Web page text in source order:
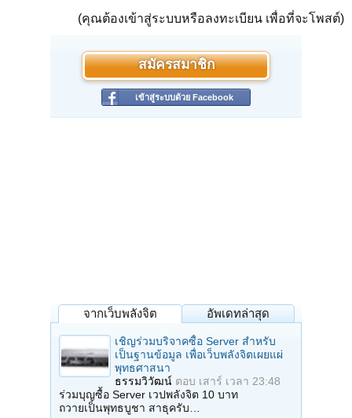
(คุณต้องเข้าสู่ระบบหรือลงทะเบียน เพื่อที่จะโพสต์)
สมัครสมาชิก
เข้าสู่ระบบด้วย Facebook
จากเว็บพลังจิต อัพเดทล่าสุด
เชิญร่วมบริจาคซื้อ Server สำหรับ
เป็นฐานข้อมูล เพื่อเว็บพลังจิตเผยแผ่
พุทธศาสนา
ธรรมวิวัฒน์ ตอบ เสาร์ เวลา 23:48
ร่วมบุญซื้อ Server เวปพลังจิต 10 บาท
ถวายเป็นพุทธบูชา สาธุครับ…